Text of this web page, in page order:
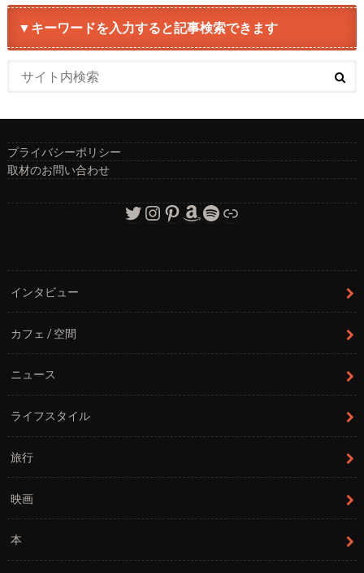
▼キーワードを入力すると記事検索できます
プライバシーポリシー
取材のお問い合わせ
Twitter
Instagram
Pinterest
Amazon
Spotify
リンク
インタビュー
カフェ / 空間
ニュース
ライフスタイル
旅行
映画
本